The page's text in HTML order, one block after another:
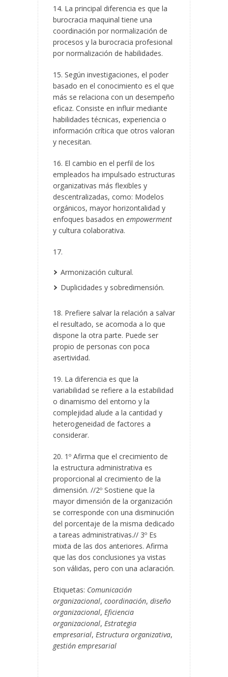
14. La principal diferencia es que la
burocracia maquinal tiene una
coordinación por normalización de
procesos y la burocracia profesional
por normalización de habilidades.
15. Según investigaciones, el poder
basado en el conocimiento es el que
más se relaciona con un desempeño
eficaz. Consiste en influir mediante
habilidades técnicas, experiencia o
información crítica que otros valoran
y necesitan.
16. El cambio en el perfil de los
empleados ha impulsado estructuras
organizativas más flexibles y
descentralizadas, como: Modelos
orgánicos, mayor horizontalidad y
enfoques basados en empowerment
y cultura colaborativa.
17.
Armonización cultural.
Duplicidades y sobredimensión.
18. Prefiere salvar la relación a salvar
el resultado, se acomoda a lo que
dispone la otra parte. Puede ser
propio de personas con poca
asertividad.
19. La diferencia es que la
variabilidad se refiere a la estabilidad
o dinamismo del entorno y la
complejidad alude a la cantidad y
heterogeneidad de factores a
considerar.
20. 1º Afirma que el crecimiento de
la estructura administrativa es
proporcional al crecimiento de la
dimensión. //2º Sostiene que la
mayor dimensión de la organización
se corresponde con una disminución
del porcentaje de la misma dedicado
a tareas administrativas.// 3º Es
mixta de las dos anteriores. Afirma
que las dos conclusiones ya vistas
son válidas, pero con una aclaración.
Etiquetas: Comunicación
organizacional, coordinación, diseño
organizacional, Eficiencia
organizacional, Estrategia
empresarial, Estructura organizativa,
gestión empresarial